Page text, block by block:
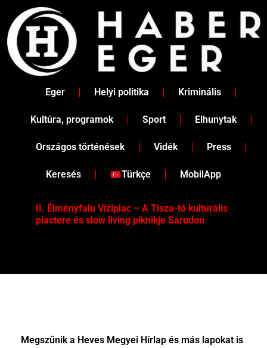
content
Eger Helyi politika Kriminális
Kultúra, programok Sport Elhunytak
Országos történések Vidék Press
Keresés Türkçe MobilApp
II. Élményfalu Vízipiac – A Tisza-tó kulturális
piactere és slow living piknikje Sarudon
Megszűnik a Heves Megyei Hírlap és más lapokat is